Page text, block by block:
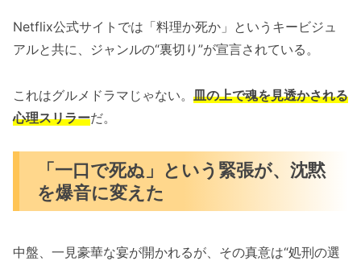
Netflix公式サイトでは「料理か死か」というキービジュ
アルと共に、ジャンルの“裏切り”が宣言されている。
これはグルメドラマじゃない。 皿の上で魂を見透かされる
心理スリラーだ。
「一口で死ぬ」という緊張が、沈黙
を爆音に変えた
中盤、一見豪華な宴が開かれるが、その真意は“処刑の選